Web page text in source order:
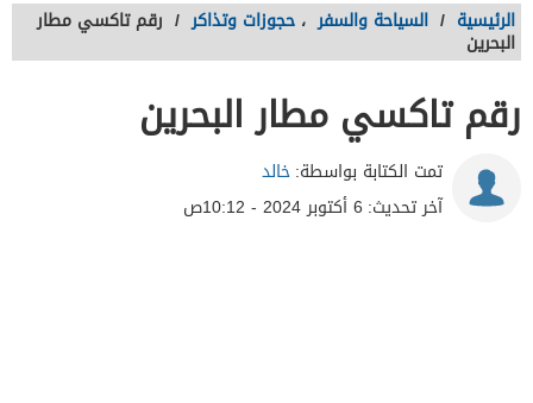
الرئيسية / السياحة والسفر ، حجوزات وتذاكر / رقم تاكسي مطار
البحرين
رقم تاكسي مطار البحرين
تمت الكتابة بواسطة:خالد
آخر تحديث: 6 أكتوبر 2024 - 10:12ص